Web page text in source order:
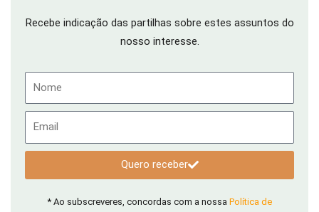
Recebe indicação das partilhas sobre estes assuntos do
nosso interesse.
Quero receber
* Ao subscreveres, concordas com a nossa Política de